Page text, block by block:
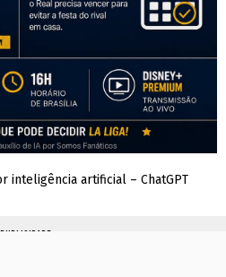
inteligência artificial – ChatGPT
PUBLICIDADE